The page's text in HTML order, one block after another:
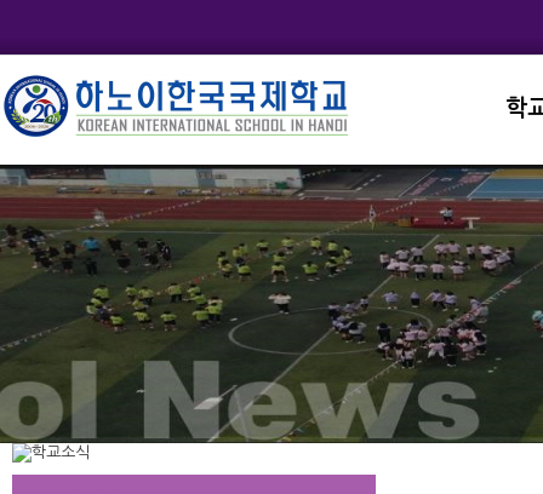
학
학
학
학